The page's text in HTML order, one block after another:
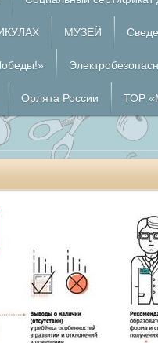
МУЗЕЙ
Орлята России ТОР